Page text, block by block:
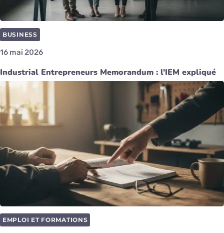
BUSINESS
16 mai 2026
Industrial Entrepreneurs Memorandum : l’IEM expliqué
EMPLOI ET FORMATIONS